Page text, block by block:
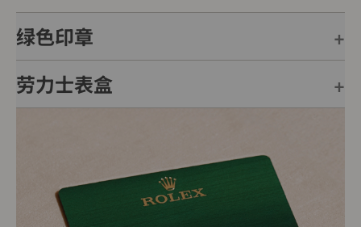
绿色印章
每只劳力士腕表均附有全球五年保用保证，并附上绿色印
章，此印章是超卓天文台精密时计的象征。此认证除了证
劳力士表盒
送礼之用亦非常合适，接收礼物者会感到愉悦非常。